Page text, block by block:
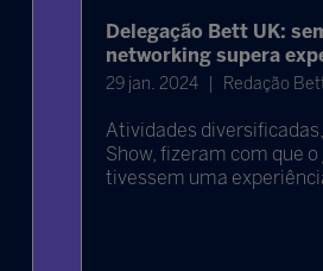
Delegação Bett UK:
networking supera
29 jan. 2024 Redação
Atividades
Show, fizeram com que
tivessem uma